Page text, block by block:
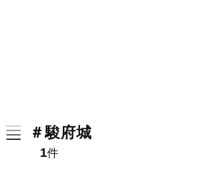
＃駿府城
1件